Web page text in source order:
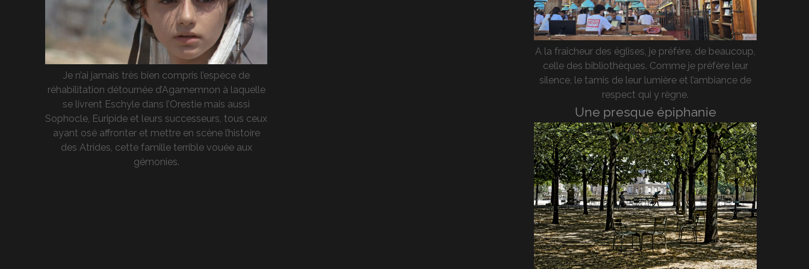
Je n’ai jamais très bien compris l’espèce de
réhabilitation détournée d’Agamemnon à laquelle
se livrent Eschyle dans l’Orestie mais aussi
Sophocle, Euripide et leurs successeurs, tous ceux
ayant osé affronter et mettre en scène l’histoire
des Atrides, cette famille terrible vouée aux
gémonies.
A la fraîcheur des églises, je préfère, de beaucoup,
celle des bibliothèques. Comme je préfère leur
silence, le tamis de leur lumière et l’ambiance de
respect qui y règne.
Une presque épiphanie